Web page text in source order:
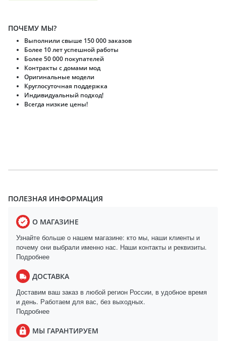
ПОЧЕМУ МЫ?
Выполнили свыше 150 000 заказов
Более 10 лет успешной работы
Более 50 000 покупателей
Контракты с домами мод
Оригинальные модели
Круглосуточная поддержка
Индивидуальный подход!
Всегда низкие цены!
ПОЛЕЗНАЯ ИНФОРМАЦИЯ
О МАГАЗИНЕ
Узнайте больше о нашем магазине: кто мы, наши клиенты и
почему они выбрали именно нас. Наши контакты и реквизиты.
Подробнее
ДОСТАВКА
Доставим ваш заказ в любой регион России, в удобное время
и день. Работаем для вас, без выходных.
Подробнее
МЫ ГАРАНТИРУЕМ